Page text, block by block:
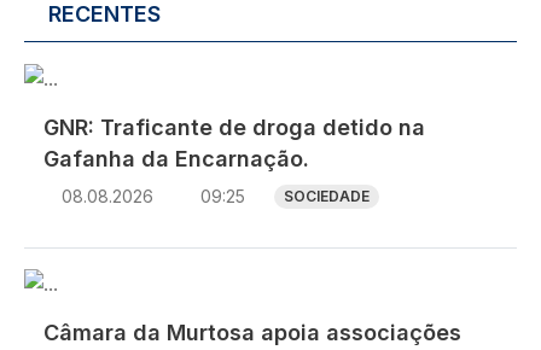
RECENTES
Imagem
GNR: Traficante de droga detido na
Gafanha da Encarnação.
08.08.2026 09:25 SOCIEDADE
Imagem
Câmara da Murtosa apoia associações